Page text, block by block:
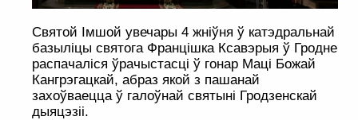
Святой Імшой увечары 4 жніўня ў катэдральнай
базыліцы святога Францішка Ксавэрыя ў Гродне
распачаліся ўрачыстасці ў гонар Маці Божай
Кангрэгацкай, абраз якой з пашанай
захоўваецца ў галоўнай святыні Гродзенскай
дыяцэзіі.